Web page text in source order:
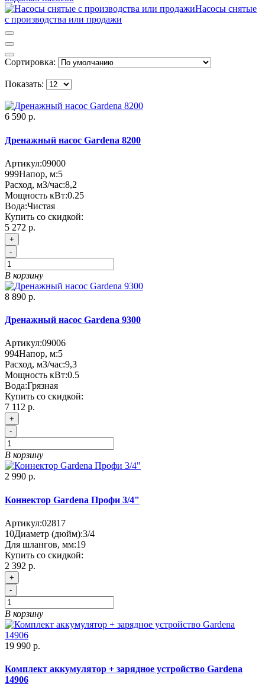
Насосы снятые
с производства или продажи
Сортировка:
Показать:
6 590 р.
Дренажный насос Gardena 8200
Артикул:09000
999Напор, м:5
Расход, м3/час:8,2
Мощность кВт:0.25
Вода:Чистая
Купить со скидкой:
5 272 р.
+
-
В корзину
8 890 р.
Дренажный насос Gardena 9300
Артикул:09006
994Напор, м:5
Расход, м3/час:9,3
Мощность кВт:0.5
Вода:Грязная
Купить со скидкой:
7 112 р.
+
-
В корзину
2 990 р.
Коннектор Gardena Профи 3/4"
Артикул:02817
10Диаметр (дюйм):3/4
Для шлангов, мм:19
Купить со скидкой:
2 392 р.
+
-
В корзину
19 990 р.
Комплект аккумулятор + зарядное устройство Gardena
14906